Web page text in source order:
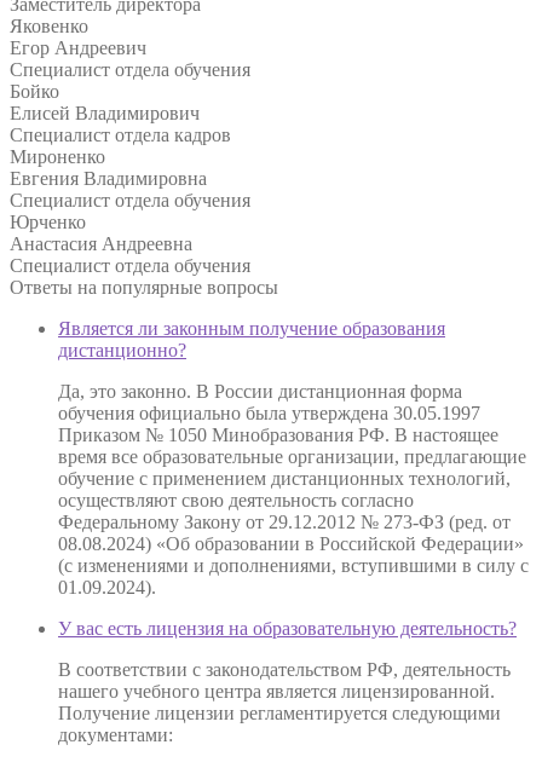
Яковенко
Егор Андреевич
Специалист отдела обучения
Бойко
Елисей Владимирович
Специалист отдела кадров
Мироненко
Евгения Владимировна
Специалист отдела обучения
Юрченко
Анастасия Андреевна
Специалист отдела обучения
Ответы на популярные вопросы
Является ли законным получение образования
дистанционно?
Да, это законно. В России дистанционная форма
обучения официально была утверждена 30.05.1997
Приказом № 1050 Минобразования РФ. В настоящее
время все образовательные организации, предлагающие
обучение с применением дистанционных технологий,
осуществляют свою деятельность согласно
Федеральному Закону от 29.12.2012 № 273-ФЗ (ред. от
08.08.2024) «Об образовании в Российской Федерации»
(с изменениями и дополнениями, вступившими в силу с
01.09.2024).
У вас есть лицензия на образовательную деятельность?
В соответствии с законодательством РФ, деятельность
нашего учебного центра является лицензированной.
Получение лицензии регламентируется следующими
документами: